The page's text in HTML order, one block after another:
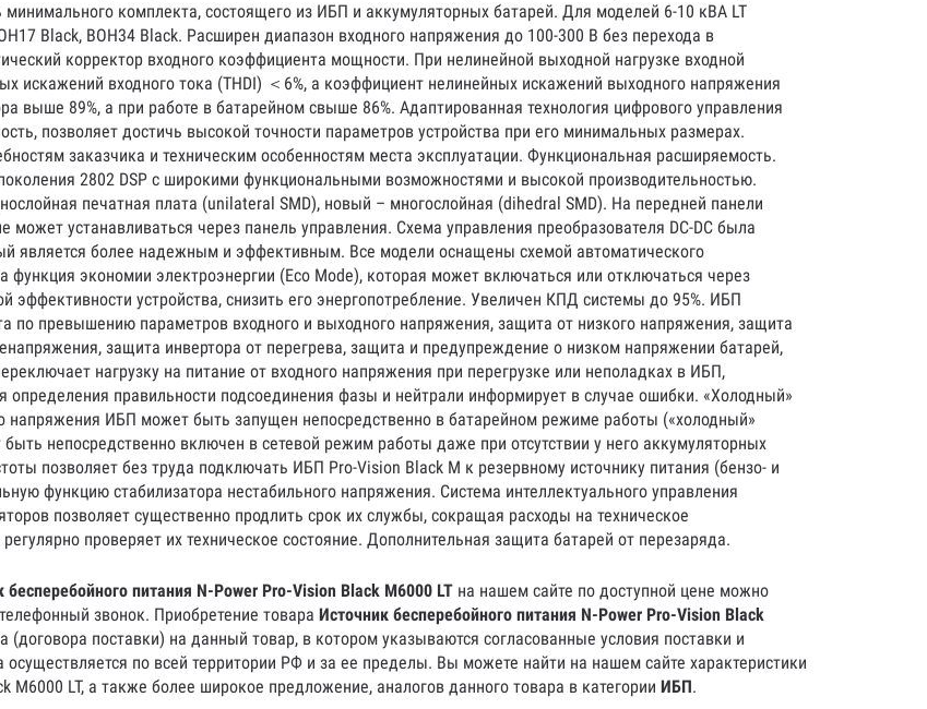
комплекта, состоящего из ИБП и аккумуляторных батарей. Для моделей 6-10 кВА LT
Black, BOH34 Black. Расширен диапазон входного напряжения до 100-300 В без перехода в
корректор входного коэффициента мощности. При нелинейной выходной нагрузке входной
искажений входного тока (THDI) ＜6%, а коэффициент нелинейных искажений выходного напряжения
выше 89%, а при работе в батарейном свыше 86%. Адаптированная технология цифрового управления
позволяет достичь высокой точности параметров устройства при его минимальных размерах.
заказчика и техническим особенностям места эксплуатации. Функциональная расширяемость.
2802 DSP с широкими функциональными возможностями и высокой производительностью.
печатная плата (unilateral SMD), новый – многослойная (dihedral SMD). На передней панели
устанавливаться через панель управления. Схема управления преобразователя DC-DС была
является более надежным и эффективным. Все модели оснащены схемой автоматического
экономии электроэнергии (Eco Mode), которая может включаться или отключаться через
эффективности устройства, снизить его энергопотребление. Увеличен КПД системы до 95%. ИБП
превышению параметров входного и выходного напряжения, защита от низкого напряжения, защита
защита инвертора от перегрева, защита и предупреждение о низком напряжении батарей,
нагрузку на питание от входного напряжения при перегрузке или неполадках в ИБП,
правильности подсоединения фазы и нейтрали информирует в случае ошибки. «Холодный»
напряжения ИБП может быть запущен непосредственно в батарейном режиме работы («холодный»
непосредственно включен в сетевой режим работы даже при отсутствии у него аккумуляторных
позволяет без труда подключать ИБП Pro-Vision Black M к резервному источнику питания (бензо- и
функцию стабилизатора нестабильного напряжения. Система интеллектуального управления
позволяет существенно продлить срок их службы, сокращая расходы на техническое
проверяет их техническое состояние. Дополнительная защита батарей от перезаряда.
бесперебойного питания N-Power Pro-Vision Black M6000 LT на нашем сайте по доступной цене можно
звонок. Приобретение товара Источник бесперебойного питания N-Power Pro-Vision Black
(договора поставки) на данный товар, в котором указываются согласованные условия поставки и
осуществляется по всей территории РФ и за ее пределы. Вы можете найти на нашем сайте характеристики
M6000 LT, а также более широкое предложение, аналогов данного товара в категории ИБП.